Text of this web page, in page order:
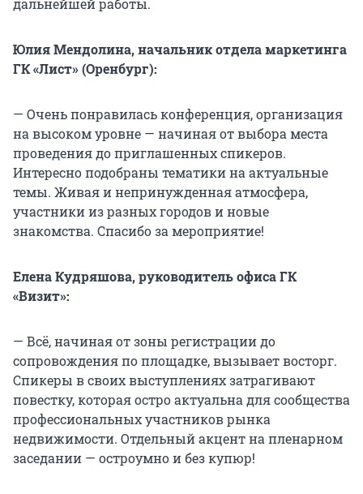
дальнейшей работы.
Юлия Мендолина, начальник отдела маркетинга
ГК «Лист» (Оренбург):
— Очень понравилась конференция, организация
на высоком уровне — начиная от выбора места
проведения до приглашенных спикеров.
Интересно подобраны тематики на актуальные
темы. Живая и непринужденная атмосфера,
участники из разных городов и новые
знакомства. Спасибо за мероприятие!
Елена Кудряшова, руководитель офиса ГК
«Визит»:
— Всё, начиная от зоны регистрации до
сопровождения по площадке, вызывает восторг.
Спикеры в своих выступлениях затрагивают
повестку, которая остро актуальна для сообщества
профессиональных участников рынка
недвижимости. Отдельный акцент на пленарном
заседании — остроумно и без купюр!